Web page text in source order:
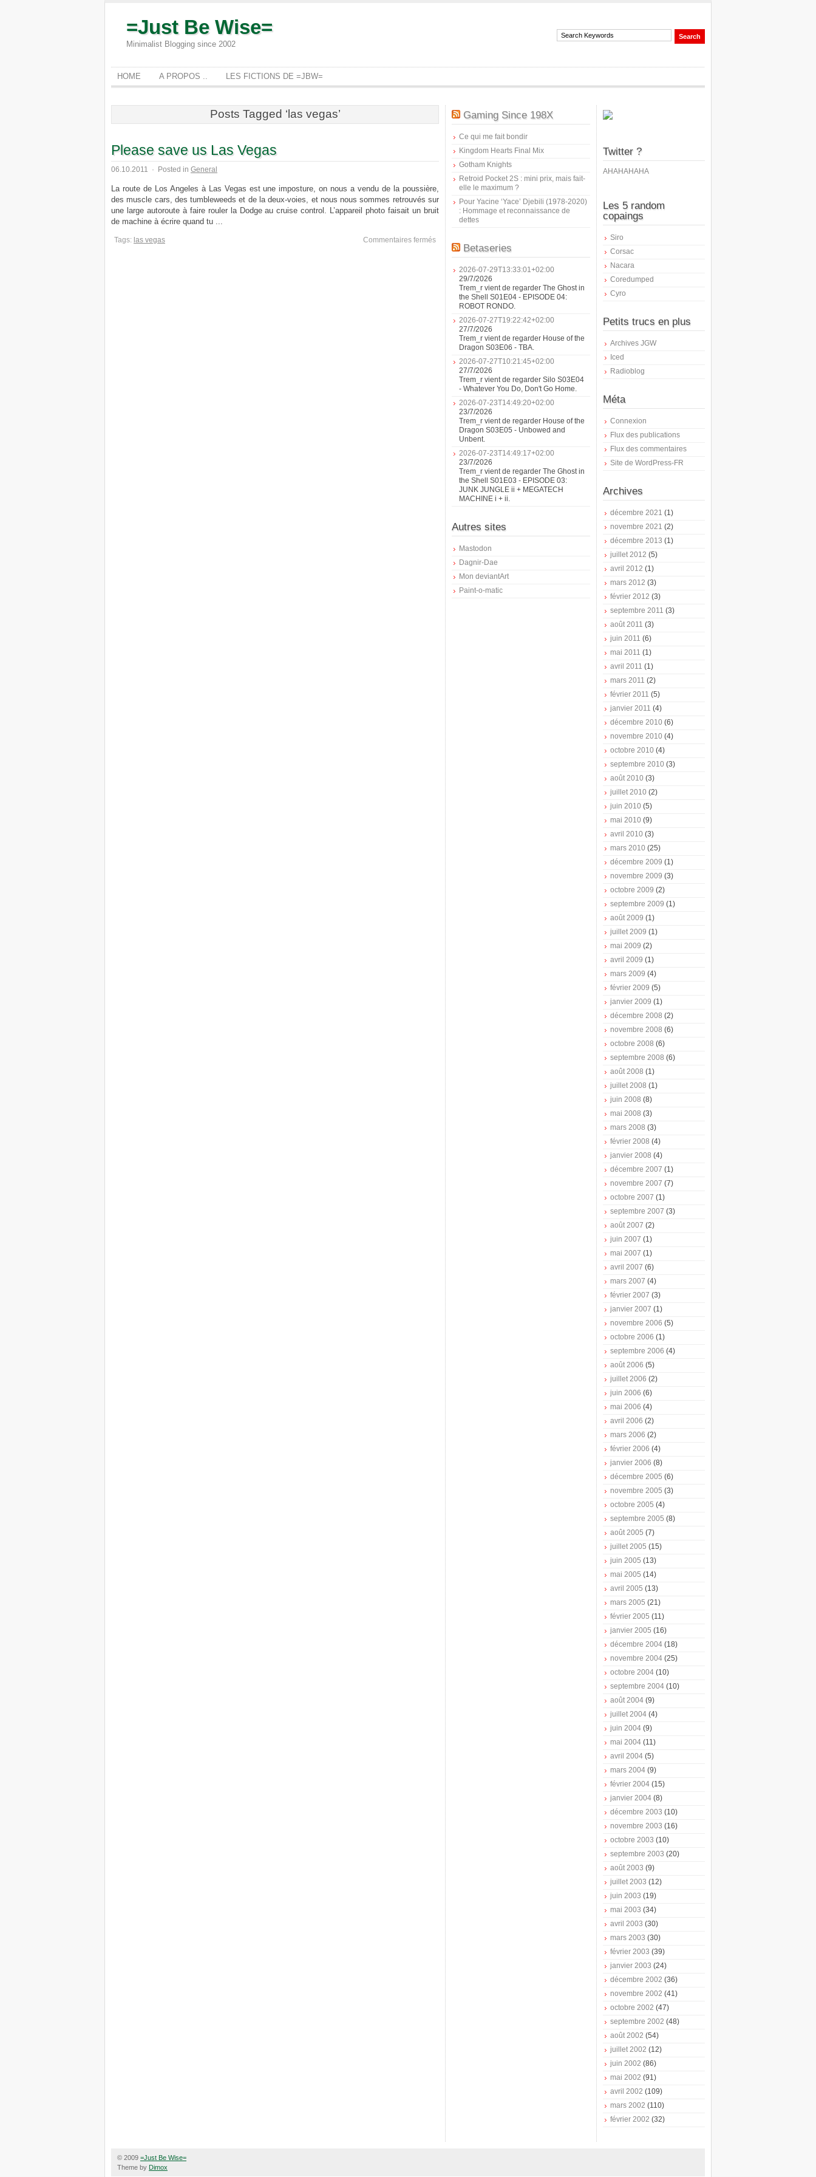
=Just Be Wise=
Minimalist Blogging since 2002
HOME A PROPOS .. LES FICTIONS DE =JBW=
Posts Tagged ‘las vegas’
Please save us Las Vegas
06.10.2011 · Posted in General
La route de Los Angeles à Las Vegas est une imposture, on nous a vendu de la poussière,
des muscle cars, des tumbleweeds et de la deux-voies, et nous nous sommes retrouvés sur
une large autoroute à faire rouler la Dodge au cruise control. L’appareil photo faisait un bruit
de machine à écrire quand tu ...
Commentaires ferméssur
Please
save
Las
Vegas
Tags: las vegas
Gaming Since 198X
Ce qui me fait bondir
Kingdom Hearts Final Mix
Gotham Knights
Retroid Pocket 2S : mini prix, mais fait-
elle le maximum ?
Pour Yacine ‘Yace’ Djebili (1978-2020)
: Hommage et reconnaissance de
dettes
Betaseries
2026-07-29T13:33:01+02:00
29/7/2026
Trem_r vient de regarder The Ghost in
the Shell S01E04 - EPISODE 04:
ROBOT RONDO.
2026-07-27T19:22:42+02:00
27/7/2026
Trem_r vient de regarder House of the
Dragon S03E06 - TBA.
2026-07-27T10:21:45+02:00
27/7/2026
Trem_r vient de regarder Silo S03E04
- Whatever You Do, Don't Go Home.
2026-07-23T14:49:20+02:00
23/7/2026
Trem_r vient de regarder House of the
Dragon S03E05 - Unbowed and
Unbent.
2026-07-23T14:49:17+02:00
23/7/2026
Trem_r vient de regarder The Ghost in
the Shell S01E03 - EPISODE 03:
JUNK JUNGLE ii + MEGATECH
MACHINE i + ii.
Autres sites
Mastodon
Dagnir-Dae
Mon deviantArt
Paint-o-matic
Twitter ?
AHAHAHAHA
Les 5 random
copaings
Siro
Corsac
Nacara
Coredumped
Cyro
Petits trucs en plus
Archives JGW
Iced
Radioblog
Méta
Connexion
Flux des publications
Flux des commentaires
Site de WordPress-FR
Archives
décembre 2021 (1)
novembre 2021 (2)
décembre 2013 (1)
juillet 2012 (5)
avril 2012 (1)
mars 2012 (3)
février 2012 (3)
septembre 2011 (3)
août 2011 (3)
juin 2011 (6)
mai 2011 (1)
avril 2011 (1)
mars 2011 (2)
février 2011 (5)
janvier 2011 (4)
décembre 2010 (6)
novembre 2010 (4)
octobre 2010 (4)
septembre 2010 (3)
août 2010 (3)
juillet 2010 (2)
juin 2010 (5)
mai 2010 (9)
avril 2010 (3)
mars 2010 (25)
décembre 2009 (1)
novembre 2009 (3)
octobre 2009 (2)
septembre 2009 (1)
août 2009 (1)
juillet 2009 (1)
mai 2009 (2)
avril 2009 (1)
mars 2009 (4)
février 2009 (5)
janvier 2009 (1)
décembre 2008 (2)
novembre 2008 (6)
octobre 2008 (6)
septembre 2008 (6)
août 2008 (1)
juillet 2008 (1)
juin 2008 (8)
mai 2008 (3)
mars 2008 (3)
février 2008 (4)
janvier 2008 (4)
décembre 2007 (1)
novembre 2007 (7)
octobre 2007 (1)
septembre 2007 (3)
août 2007 (2)
juin 2007 (1)
mai 2007 (1)
avril 2007 (6)
mars 2007 (4)
février 2007 (3)
janvier 2007 (1)
novembre 2006 (5)
octobre 2006 (1)
septembre 2006 (4)
août 2006 (5)
juillet 2006 (2)
juin 2006 (6)
mai 2006 (4)
avril 2006 (2)
mars 2006 (2)
février 2006 (4)
janvier 2006 (8)
décembre 2005 (6)
novembre 2005 (3)
octobre 2005 (4)
septembre 2005 (8)
août 2005 (7)
juillet 2005 (15)
juin 2005 (13)
mai 2005 (14)
avril 2005 (13)
mars 2005 (21)
février 2005 (11)
janvier 2005 (16)
décembre 2004 (18)
novembre 2004 (25)
octobre 2004 (10)
septembre 2004 (10)
août 2004 (9)
juillet 2004 (4)
juin 2004 (9)
mai 2004 (11)
avril 2004 (5)
mars 2004 (9)
février 2004 (15)
janvier 2004 (8)
décembre 2003 (10)
novembre 2003 (16)
octobre 2003 (10)
septembre 2003 (20)
août 2003 (9)
juillet 2003 (12)
juin 2003 (19)
mai 2003 (34)
avril 2003 (30)
mars 2003 (30)
février 2003 (39)
janvier 2003 (24)
décembre 2002 (36)
novembre 2002 (41)
octobre 2002 (47)
septembre 2002 (48)
août 2002 (54)
juillet 2002 (12)
juin 2002 (86)
mai 2002 (91)
avril 2002 (109)
mars 2002 (110)
février 2002 (32)
© 2009 =Just Be Wise=
Theme by Dimox